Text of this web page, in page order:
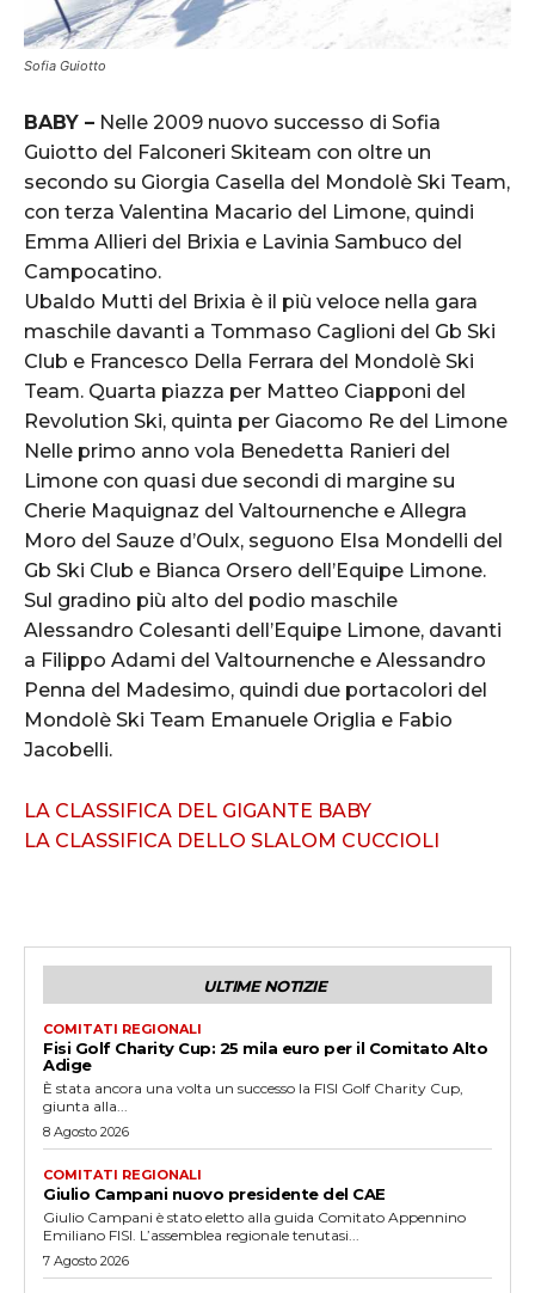
Sofia Guiotto
BABY – Nelle 2009 nuovo successo di Sofia
Guiotto del Falconeri Skiteam con oltre un
secondo su Giorgia Casella del Mondolè Ski Team,
con terza Valentina Macario del Limone, quindi
Emma Allieri del Brixia e Lavinia Sambuco del
Campocatino.
Ubaldo Mutti del Brixia è il più veloce nella gara
maschile davanti a Tommaso Caglioni del Gb Ski
Club e Francesco Della Ferrara del Mondolè Ski
Team. Quarta piazza per Matteo Ciapponi del
Revolution Ski, quinta per Giacomo Re del Limone
Nelle primo anno vola Benedetta Ranieri del
Limone con quasi due secondi di margine su
Cherie Maquignaz del Valtournenche e Allegra
Moro del Sauze d’Oulx, seguono Elsa Mondelli del
Gb Ski Club e Bianca Orsero dell’Equipe Limone.
Sul gradino più alto del podio maschile
Alessandro Colesanti dell’Equipe Limone, davanti
a Filippo Adami del Valtournenche e Alessandro
Penna del Madesimo, quindi due portacolori del
Mondolè Ski Team Emanuele Origlia e Fabio
Jacobelli.
LA CLASSIFICA DEL GIGANTE BABY
LA CLASSIFICA DELLO SLALOM CUCCIOLI
ULTIME NOTIZIE
COMITATI REGIONALI
Fisi Golf Charity Cup: 25 mila euro per il Comitato Alto
Adige
È stata ancora una volta un successo la FISI Golf Charity Cup,
giunta alla...
8 Agosto 2026
COMITATI REGIONALI
Giulio Campani nuovo presidente del CAE
Giulio Campani è stato eletto alla guida Comitato Appennino
Emiliano FISI. L’assemblea regionale tenutasi...
7 Agosto 2026